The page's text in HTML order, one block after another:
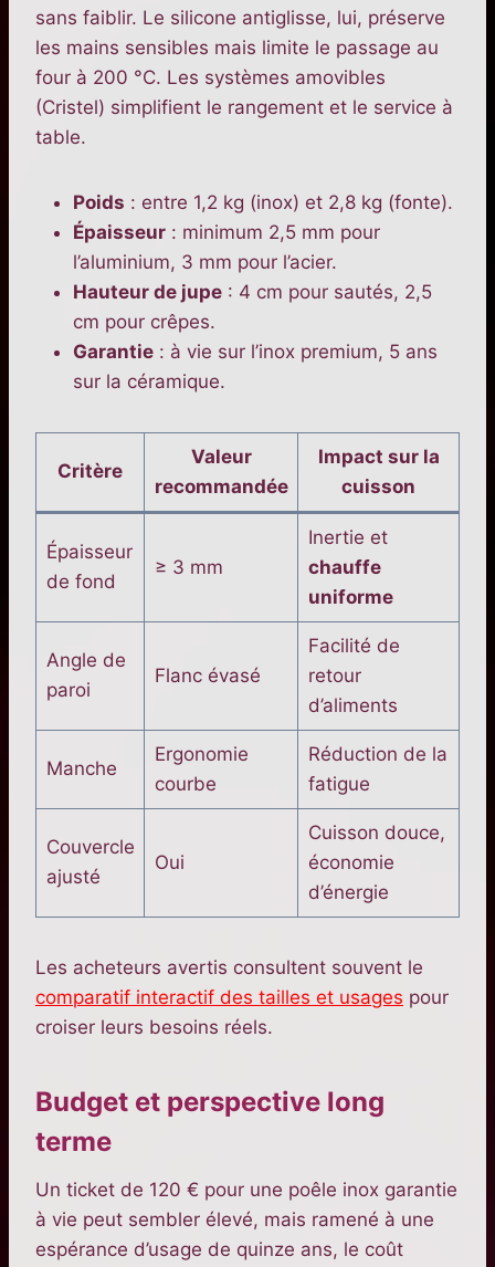
sans faiblir. Le silicone antiglisse, lui, préserve
les mains sensibles mais limite le passage au
four à 200 °C. Les systèmes amovibles
(Cristel) simplifient le rangement et le service à
table.
Poids : entre 1,2 kg (inox) et 2,8 kg (fonte).
Épaisseur : minimum 2,5 mm pour
l’aluminium, 3 mm pour l’acier.
Hauteur de jupe : 4 cm pour sautés, 2,5
cm pour crêpes.
Garantie : à vie sur l’inox premium, 5 ans
sur la céramique.
Critère
Valeur
recommandée
Impact sur la
cuisson
Épaisseur
de fond
≥ 3 mm
Inertie et
chauffe
uniforme
Angle de
paroi
Flanc évasé
Facilité de
retour
d’aliments
Manche
Ergonomie
courbe
Réduction de la
fatigue
Couvercle
ajusté
Oui
Cuisson douce,
économie
d’énergie
Les acheteurs avertis consultent souvent le
comparatif interactif des tailles et usages pour
croiser leurs besoins réels.
Budget et perspective long
terme
Un ticket de 120 € pour une poêle inox garantie
à vie peut sembler élevé, mais ramené à une
espérance d’usage de quinze ans, le coût